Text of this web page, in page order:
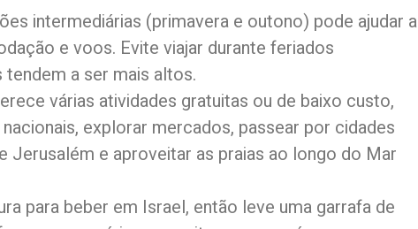
intermediárias (primavera e outono) pode ajudar a
e voos. Evite viajar durante feriados
a ser mais altos.
várias atividades gratuitas ou de baixo custo,
explorar mercados, passear por cidades
Jerusalém e aproveitar as praias ao longo do Mar
para beber em Israel, então leve uma garrafa de